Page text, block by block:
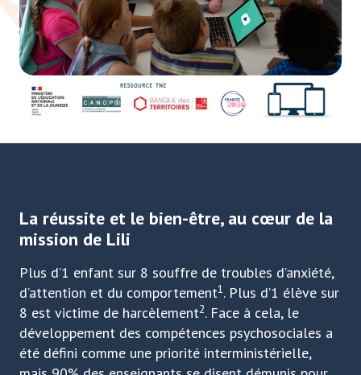
La réussite et le bien-être, au cœur de la
mission de Lili
Plus d’1 enfant sur 8 souffre de troubles d’anxiété,
d’attention et du comportement1. Plus d’1 élève sur
8 est victime de harcèlement2. Face à cela, le
développement des compétences psychosociales a
été défini comme une priorité interministérielle,